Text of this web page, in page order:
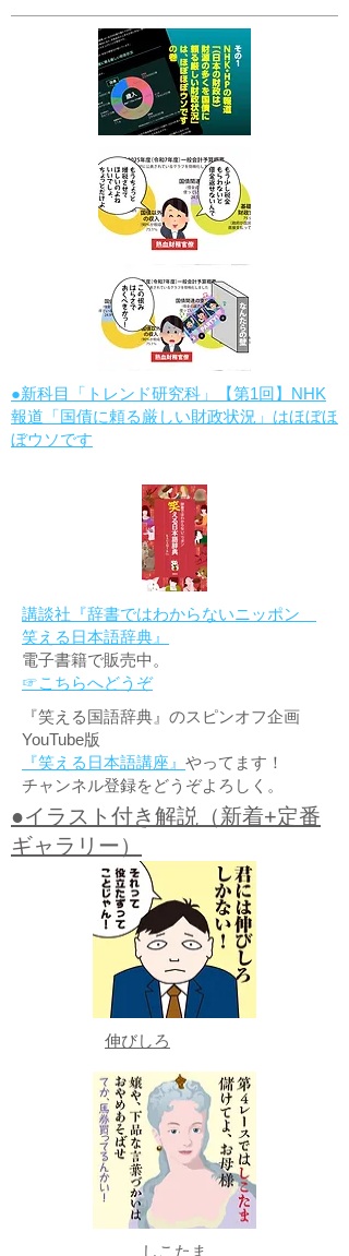
●新科目「トレンド研究科」【第1回】NHK
報道「国債に頼る厳しい財政状況」はほぼほ
ぼウソです
講談社『辞書ではわからないニッポン
笑える日本語辞典』
電子書籍で販売中。
☞こちらへどうぞ
『笑える国語辞典』のスピンオフ企画
YouTube版
『笑える日本語講座』 やってます！
チャンネル登録をどうぞよろしく。
●イラスト付き解説（新着+定番
ギャラリー）
伸びしろ